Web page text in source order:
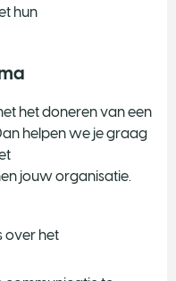
hun
het doneren van een
helpen we je graag
jouw organisatie.
over het